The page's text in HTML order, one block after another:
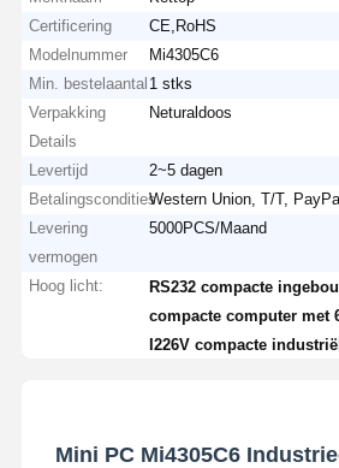
Certificering
CE,RoHS
Modelnummer
Mi4305C6
Min. bestelaantal 1 stks
Verpakking
Details
Neturaldoos
Levertijd
2~5 dagen
BetalingsconditiesWestern Union, T/T,
Levering
vermogen
5000PCS/Maand
Hoog licht: RS232 compacte
compacte computer met
I226V compacte
Mini PC Mi4305C6